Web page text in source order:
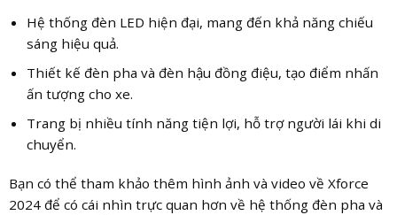
Hệ thống đèn LED hiện đại, mang đến khả năng chiếu
sáng hiệu quả.
Thiết kế đèn pha và đèn hậu đồng điệu, tạo điểm nhấn
ấn tượng cho xe.
Trang bị nhiều tính năng tiện lợi, hỗ trợ người lái khi di
chuyển.
Bạn có thể tham khảo thêm hình ảnh và video về Xforce
2024 để có cái nhìn trực quan hơn về hệ thống đèn pha và